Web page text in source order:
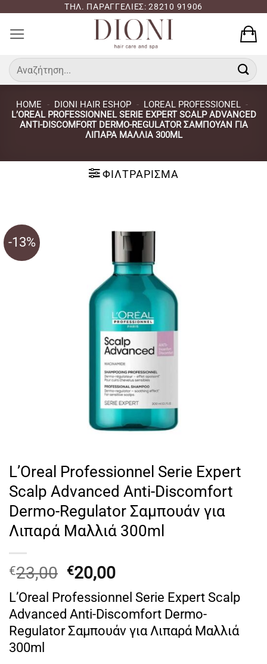
περιεχόμενο
ΤΗΛ. ΠΑΡΑΓΓΕΛΙΕΣ: 28210 91906
Αναζήτηση
για:
HOME - DIONI HAIR ESHOP - LOREAL PROFESSIONEL -
L’OREAL PROFESSIONNEL SERIE EXPERT SCALP ADVANCED
ANTI-DISCOMFORT DERMO-REGULATOR ΣΑΜΠΟΥΆΝ ΓΙΑ
ΛΙΠΑΡΆ ΜΑΛΛΙΆ 300ML
ΦΙΛΤΡΆΡΙΣΜΑ
-13%
L’Oreal Professionnel Serie Expert
Scalp Advanced Anti-Discomfort
Dermo-Regulator Σαμπουάν για
Λιπαρά Μαλλιά 300ml
€23,00 Original
price
was:
€23,00.
€20,00Η
τρέχουσα
τιμή
είναι:
€20,00.
L’Oreal Professionnel Serie Expert Scalp
Advanced Anti-Discomfort Dermo-
Regulator Σαμπουάν για Λιπαρά Μαλλιά
300ml